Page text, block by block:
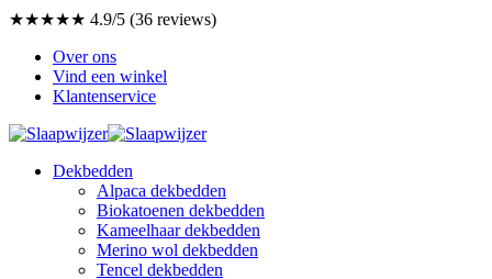
★★★★★ 4.9/5 (36 reviews)
Over ons
Vind een winkel
Klantenservice
Dekbedden
Alpaca dekbedden
Biokatoenen dekbedden
Kameelhaar dekbedden
Merino wol dekbedden
Tencel dekbedden